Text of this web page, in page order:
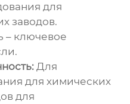
для
заводов.
– ключевое
Для
для химических
для